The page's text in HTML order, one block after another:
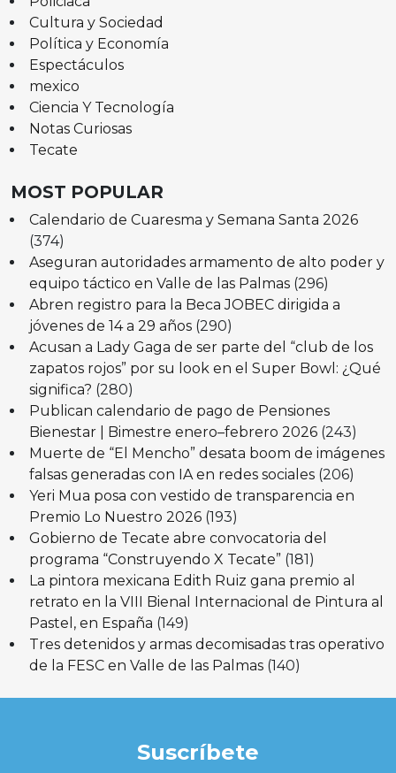
Cultura y Sociedad
Política y Economía
Espectáculos
mexico
Ciencia Y Tecnología
Notas Curiosas
Tecate
MOST POPULAR
Calendario de Cuaresma y Semana Santa 2026
(374)
Aseguran autoridades armamento de alto poder y
equipo táctico en Valle de las Palmas (296)
Abren registro para la Beca JOBEC dirigida a
jóvenes de 14 a 29 años (290)
Acusan a Lady Gaga de ser parte del “club de los
zapatos rojos” por su look en el Super Bowl: ¿Qué
significa? (280)
Publican calendario de pago de Pensiones
Bienestar | Bimestre enero–febrero 2026 (243)
Muerte de “El Mencho” desata boom de imágenes
falsas generadas con IA en redes sociales (206)
Yeri Mua posa con vestido de transparencia en
Premio Lo Nuestro 2026 (193)
Gobierno de Tecate abre convocatoria del
programa “Construyendo X Tecate” (181)
La pintora mexicana Edith Ruiz gana premio al
retrato en la VIII Bienal Internacional de Pintura al
Pastel, en España (149)
Tres detenidos y armas decomisadas tras operativo
de la FESC en Valle de las Palmas (140)
Suscríbete